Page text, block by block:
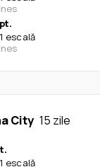
1 escală
City 15 zile
1 escală